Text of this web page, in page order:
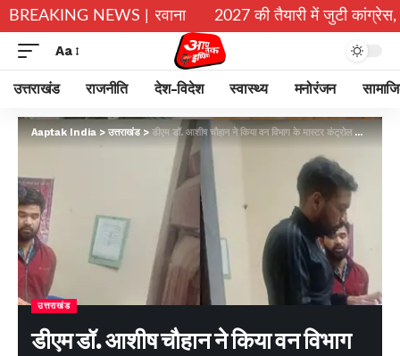
BREAKING NEWS |
गंगाजल लेकर रवाना 2027 की तैयारी में जुटी कांग्रेस, खड़गे ने
Aa
उत्तराखंड राजनीति देश-विदेश स्वास्थ्य मनोरंजन
Aaptak India >उत्तराखंड> डीएम डॉ. आशीष चौहान ने किया वन विभाग के मास्टर कंट्रोल रूम का स्थलीय निरीक्षण
उत्तराखंड
डीएम डॉ. आशीष चौहान ने किया वन विभाग